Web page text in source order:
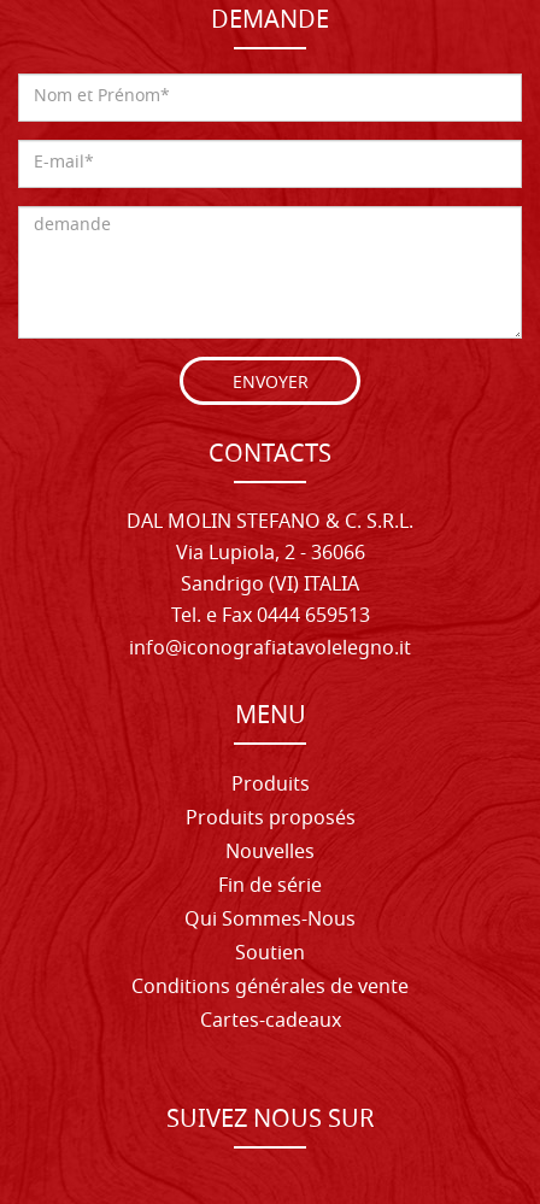
DEMANDE
ENVOYER
CONTACTS
DAL MOLIN STEFANO & C. S.R.L.
Via Lupiola, 2 - 36066
Sandrigo (VI) ITALIA
Tel. e Fax 0444 659513
info@iconografiatavolelegno.it
MENU
Produits
Produits proposés
Nouvelles
Fin de série
Qui Sommes-Nous
Soutien
Conditions générales de vente
Cartes-cadeaux
SUIVEZ NOUS SUR